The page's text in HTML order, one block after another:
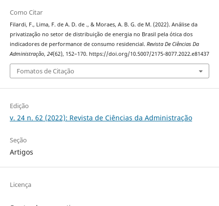
Como Citar
Filardi, F., Lima, F. de A. D. de ., & Moraes, A. B. G. de M. (2022). Análise da
privatização no setor de distribuição de energia no Brasil pela ótica dos
indicadores de performance de consumo residencial. Revista De Ciências Da
Administração, 24(62), 152–170. https://doi.org/10.5007/2175-8077.2022.e81437
Fomatos de Citação
Edição
v. 24 n. 62 (2022): Revista de Ciências da Administração
Seção
Artigos
Licença